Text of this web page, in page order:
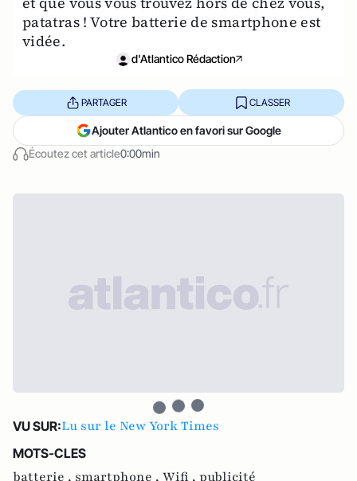
patatras ! Votre batterie de smartphone est
vidée.
d'Atlantico Rédaction
Écoutez cet article0:00min
PARTAGER CLASSER
Ajouter Atlantico en favori sur Google
VU SUR:Lu sur le New York Times
MOTS-CLES
batterie , smartphone , Wifi , publicité